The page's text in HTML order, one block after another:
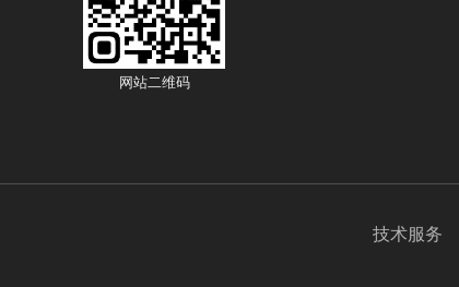
网站二维码
技术服务